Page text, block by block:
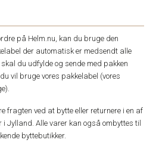
på Helm.nu, kan du bruge den
der automatisk er medsendt alle
du udfylde og sende med pakken
vil bruge vores pakkelabel (vores
fragten ved at bytte eller returnere i en af
i Jylland. Alle varer kan også ombyttes til
byttebutikker.